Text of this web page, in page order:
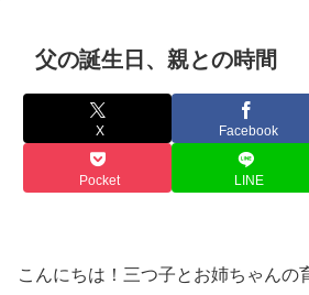
父の誕生日、親との時間
X Facebook
Pocket LINE
こんにちは！三つ子とお姉ちゃんの